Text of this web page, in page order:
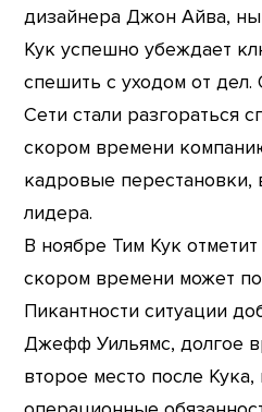
дизайнера Джон Айва,
Кук успешно убеждает
спешить с уходом от дел.
Сети стали разгораться
скором времени
кадровые перестановки,
лидера.
В ноябре Тим Кук
скором времени может
Пикантности ситуации
Джефф Уильямс, долгое
второе место после